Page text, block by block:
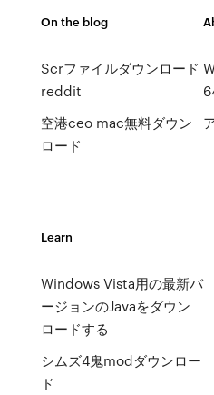
On the blog
Scrファイルダウンロード
reddit
空港ceo mac無料ダウン
ロード
Learn
Windows Vista用の最新バ
ージョンのJavaをダウン
ロードする
シムズ4鬼modダウンロー
ド